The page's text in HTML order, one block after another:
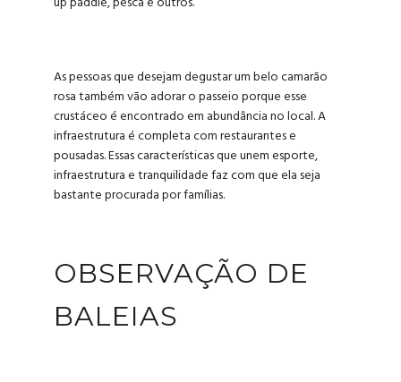
As pessoas que desejam degustar um belo camarão
rosa também vão adorar o passeio porque esse
crustáceo é encontrado em abundância no local. A
infraestrutura é completa com restaurantes e
pousadas. Essas características que unem esporte,
infraestrutura e tranquilidade faz com que ela seja
bastante procurada por famílias.
OBSERVAÇÃO DE
BALEIAS